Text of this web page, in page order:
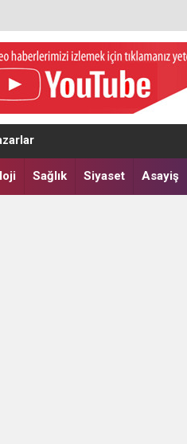
Sağlık Siyaset Asayiş